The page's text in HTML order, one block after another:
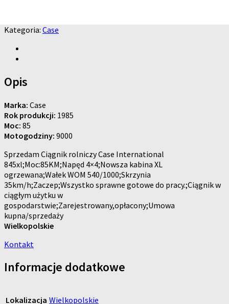
Kategoria: Case
Opis
Marka: Case
Rok produkcji: 1985
Moc: 85
Motogodziny: 9000
Sprzedam Ciągnik rolniczy Case International
845xl;Moc:85KM;Napęd 4×4;Nowsza kabina XL
ogrzewana;Wałek WOM 540/1000;Skrzynia
35km/h;Zaczep;Wszystko sprawne gotowe do pracy.;Ciągnik w
ciągłym użytku w
gospodarstwie;Zarejestrowany,opłacony;Umowa
kupna/sprzedaży
Wielkopolskie
Kontakt
Informacje dodatkowe
Lokalizacja Wielkopolskie